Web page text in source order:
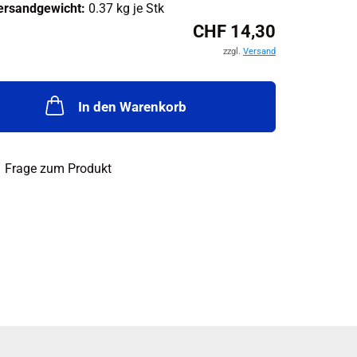
0.37 kg je Stk
CHF 14,30
zzgl. Versand
In den Warenkorb
Frage zum Produkt